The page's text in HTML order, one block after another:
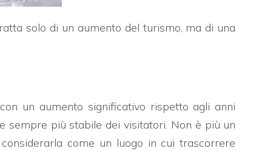
solo di un aumento del turismo, ma di una
un aumento significativo rispetto agli anni
sempre più stabile dei visitatori. Non è più un
come un luogo in cui trascorrere